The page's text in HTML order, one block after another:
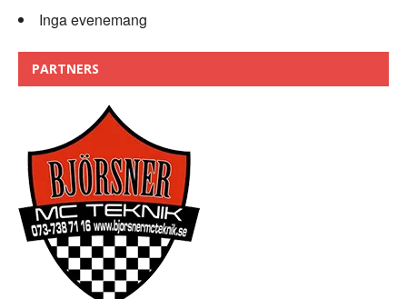
Inga evenemang
PARTNERS